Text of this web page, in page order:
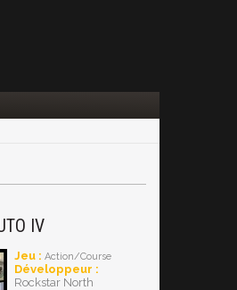
IV
Jeu : Action/Course
Développeur :
Rockstar North